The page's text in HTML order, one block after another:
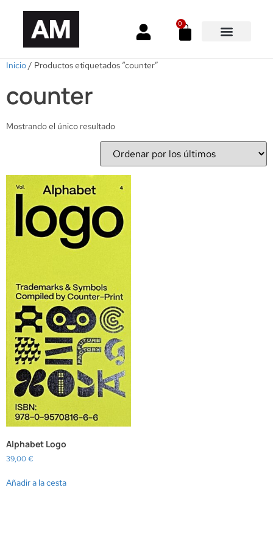
0
Inicio/ Productos etiquetados “counter”
counter
Mostrando el único resultado
Alphabet Logo
39,00€
Añadir a la cesta